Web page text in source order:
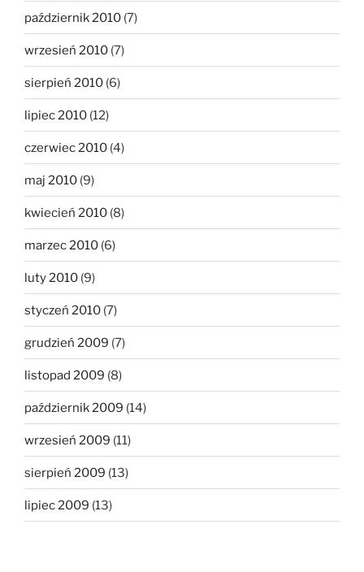
październik 2010 (7)
wrzesień 2010 (7)
sierpień 2010 (6)
lipiec 2010 (12)
czerwiec 2010 (4)
maj 2010 (9)
kwiecień 2010 (8)
marzec 2010 (6)
luty 2010 (9)
styczeń 2010 (7)
grudzień 2009 (7)
listopad 2009 (8)
październik 2009 (14)
wrzesień 2009 (11)
sierpień 2009 (13)
lipiec 2009 (13)